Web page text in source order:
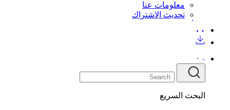
معلومات عنا
تحديث الاشتراك
البحث السريع